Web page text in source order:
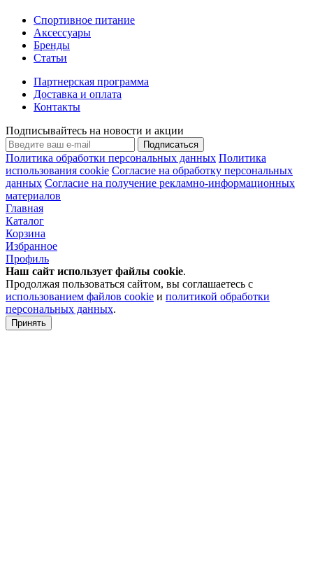
Спортивное питание
Аксессуары
Бренды
Статьи
Партнерская программа
Доставка и оплата
Контакты
Подписывайтесь на новости и акции
Подписаться
Политика обработки персональных данных Политика
использования cookie Согласие на обработку персональных
данных Согласие на получение рекламно-информационных
материалов
Главная
Каталог
Корзина
Избранное
Профиль
Наш сайт использует файлы cookie.
Продолжая пользоваться сайтом, вы соглашаетесь с
использованием файлов cookie и политикой обработки
персональных данных.
Принять